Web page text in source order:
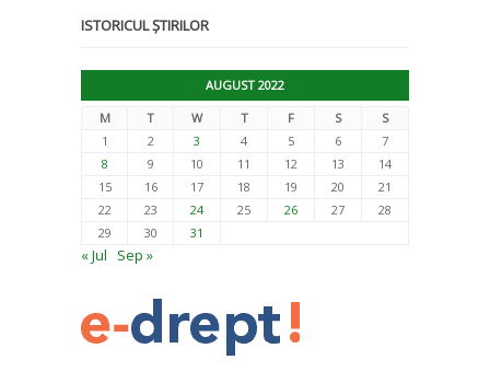
ISTORICUL ȘTIRILOR
AUGUST 2022
M
T W T F S
S
1
2 3 4 5 6
7
8
9 10 11 12 13
14
15
16 17 18 19 20
21
22
23 24 25 26 27
28
29
30 31
« Jul Sep »